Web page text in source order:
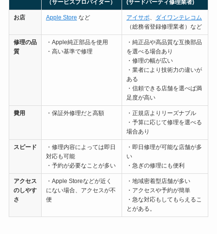
（サービスプロバイダー）
(サードパーティ修理業者)
お店 Apple Store など アイサポ、 ダイワンテレコム
（総務省登録修理業者）など
修理の品
質
・Apple純正部品を使用
・高い基準で修理
・純正品や高品質な互換部品
を選べる場合あり
・修理の幅が広い
・業者により技術力の違いが
ある
・信頼できる店舗を選べば満
足度が高い
費用 ・保証外修理だと高額
・正規店よりリーズナブル
・予算に応じて修理を選べる
場合あり
スピード
・修理内容によっては即日
対応も可能
・予約が必要なことが多い
・即日修理が可能な店舗が多
い
・急ぎの修理にも便利
アクセス
のしやす
さ
・Apple Storeなどが近く
にない場合、アクセスが不
便
・地域密着型店舗が多い
・アクセスや予約が簡単
・急な対応もしてもらえるこ
とがある。